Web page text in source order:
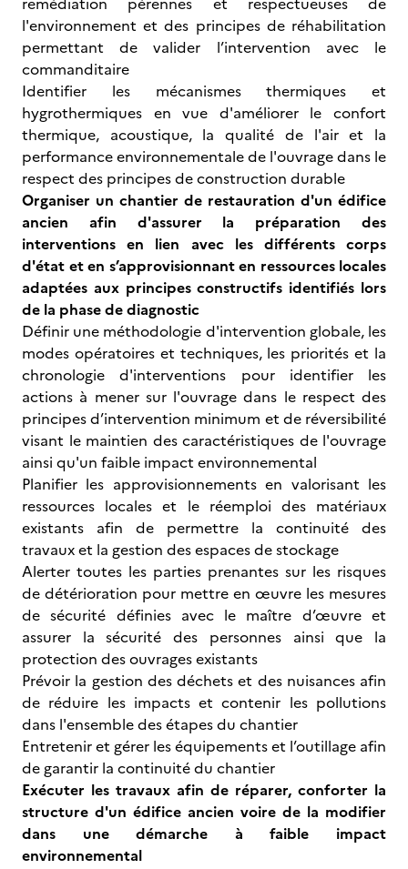
l'environnement et des principes de réhabilitation
permettant de valider l’intervention avec le
commanditaire
Identifier les mécanismes thermiques et
hygrothermiques en vue d'améliorer le confort
thermique, acoustique, la qualité de l'air et la
performance environnementale de l'ouvrage dans le
respect des principes de construction durable
Organiser un chantier de restauration d'un édifice
ancien afin d'assurer la préparation des
interventions en lien avec les différents corps
d'état et en s’approvisionnant en ressources locales
adaptées aux principes constructifs identifiés lors
de la phase de diagnostic
Définir une méthodologie d'intervention globale, les
modes opératoires et techniques, les priorités et la
chronologie d'interventions pour identifier les
actions à mener sur l'ouvrage dans le respect des
principes d’intervention minimum et de réversibilité
visant le maintien des caractéristiques de l'ouvrage
ainsi qu'un faible impact environnemental
Planifier les approvisionnements en valorisant les
ressources locales et le réemploi des matériaux
existants afin de permettre la continuité des
travaux et la gestion des espaces de stockage
Alerter toutes les parties prenantes sur les risques
de détérioration pour mettre en œuvre les mesures
de sécurité définies avec le maître d’œuvre et
assurer la sécurité des personnes ainsi que la
protection des ouvrages existants
Prévoir la gestion des déchets et des nuisances afin
de réduire les impacts et contenir les pollutions
dans l'ensemble des étapes du chantier
Entretenir et gérer les équipements et l’outillage afin
de garantir la continuité du chantier
Exécuter les travaux afin de réparer, conforter la
structure d'un édifice ancien voire de la modifier
dans une démarche à faible impact
environnemental